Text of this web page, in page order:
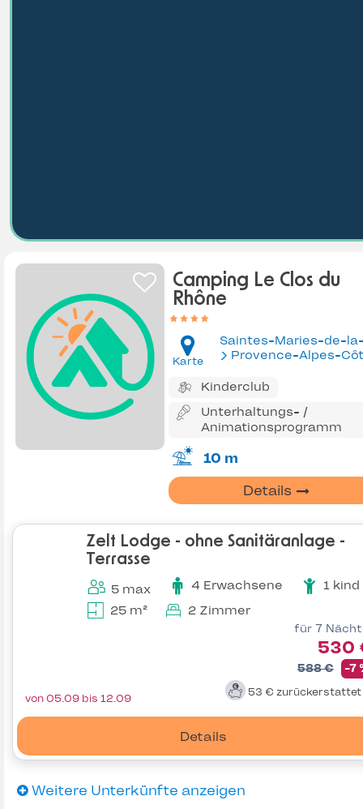
Camping Le Clos du
Rhône
Karte Provence-Alpes-Côte
Kinderclub
Unterhaltungs- /
Animationsprogramm
10 m
Details
Zelt Lodge - ohne Sanitäranlage -
Terrasse
5 max 4 Erwachsene
1 kind
25 m²
2 Zimmer
für 7
530
588 € -7
53 € zurückerstattet
Details
von 05.09 bis 12.09
Weitere Unterkünfte anzeigen